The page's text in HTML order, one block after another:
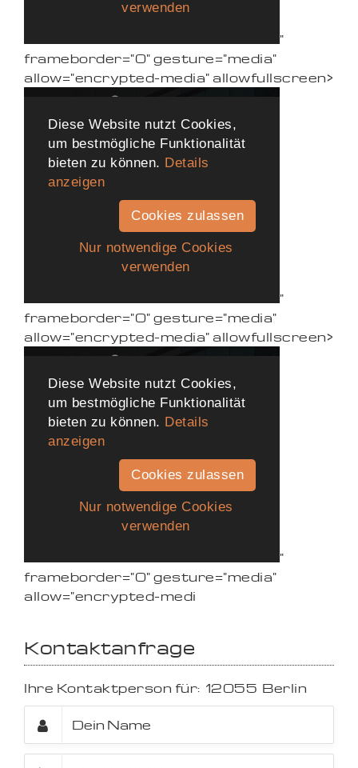
"
frameborder="0" gesture="media"
allow="encrypted-media" allowfullscreen>
"
frameborder="0" gesture="media"
allow="encrypted-media" allowfullscreen>
"
frameborder="0" gesture="media"
allow="encrypted-medi
Kontaktanfrage
Ihre Kontaktperson für: 12055 Berlin